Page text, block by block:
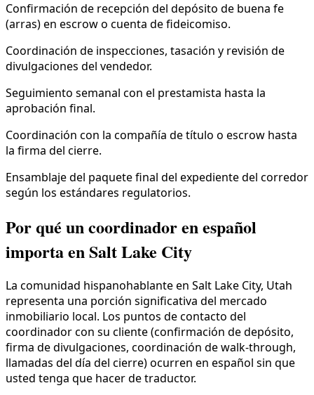
Confirmación de recepción del depósito de buena fe
(arras) en escrow o cuenta de fideicomiso.
Coordinación de inspecciones, tasación y revisión de
divulgaciones del vendedor.
Seguimiento semanal con el prestamista hasta la
aprobación final.
Coordinación con la compañía de título o escrow hasta
la firma del cierre.
Ensamblaje del paquete final del expediente del corredor
según los estándares regulatorios.
Por qué un coordinador en español
importa en Salt Lake City
La comunidad hispanohablante en Salt Lake City, Utah
representa una porción significativa del mercado
inmobiliario local. Los puntos de contacto del
coordinador con su cliente (confirmación de depósito,
firma de divulgaciones, coordinación de walk-through,
llamadas del día del cierre) ocurren en español sin que
usted tenga que hacer de traductor.